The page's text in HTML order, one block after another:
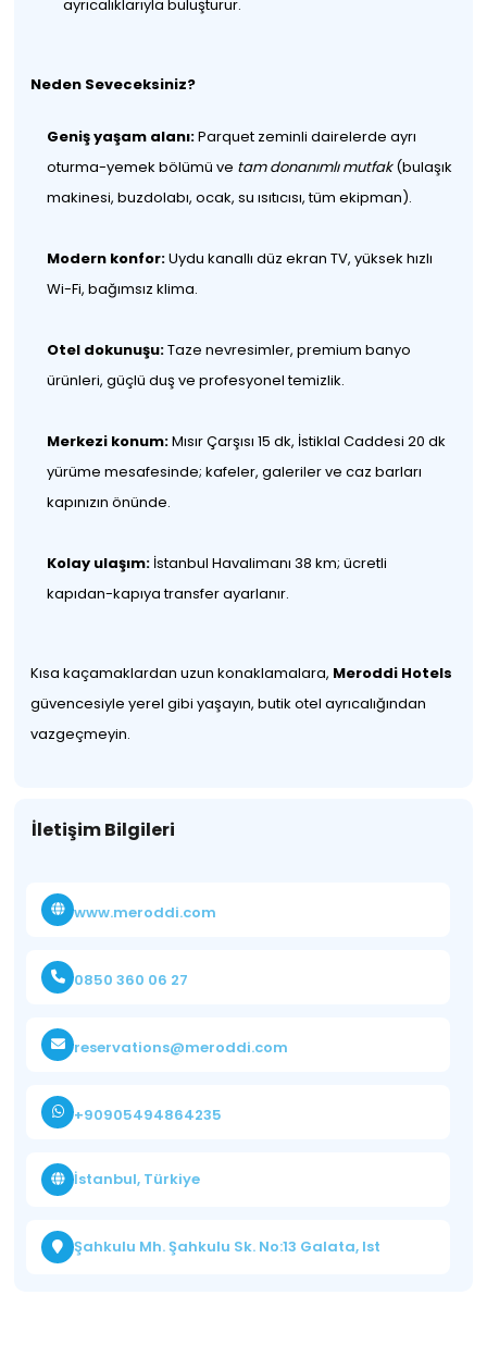
ayrıcalıklarıyla buluşturur.
Neden Seveceksiniz?
Geniş yaşam alanı:Parquet zeminli dairelerde ayrı
oturma-yemek bölümü ve tam donanımlı mutfak(bulaşık
makinesi, buzdolabı, ocak, su ısıtıcısı, tüm ekipman).
Modern konfor:Uydu kanallı düz ekran TV, yüksek hızlı
Wi-Fi, bağımsız klima.
Otel dokunuşu:Taze nevresimler, premium banyo
ürünleri, güçlü duş ve profesyonel temizlik.
Merkezi konum:Mısır Çarşısı 15 dk, İstiklal Caddesi 20 dk
yürüme mesafesinde; kafeler, galeriler ve caz barları
kapınızın önünde.
Kolay ulaşım: İstanbul Havalimanı 38 km; ücretli
kapıdan-kapıya transfer ayarlanır.
Kısa kaçamaklardan uzun konaklamalara, Meroddi Hotels
güvencesiyle yerel gibi yaşayın, butik otel ayrıcalığından
vazgeçmeyin.
İletişim Bilgileri
www.meroddi.com
0850 360 06 27
reservations@meroddi.com
+90905494864235
İstanbul, Türkiye
Şahkulu Mh. Şahkulu Sk. No:13 Galata, Ist